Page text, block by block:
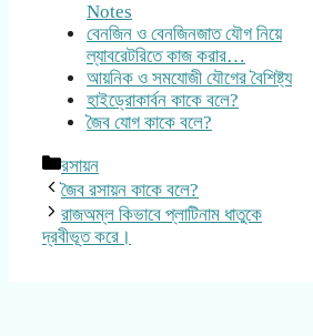
Notes
বেনজিন ও বেনজিনজাত যৌগ নিয়ে
ল্যাবরেটরিতে কাজ করার…
আয়নিক ও সমযোজী যৌগের বৈশিষ্ট্য
হাইড্রোকার্বন কাকে বলে?
জৈব যোগ কাকে বলে?
Categories
রসায়ন
জৈব রসায়ন কাকে বলে?
রাজঅম্ল কিভাবে প্লাটিনাম ধাতুকে
দ্রবীভূত করে।